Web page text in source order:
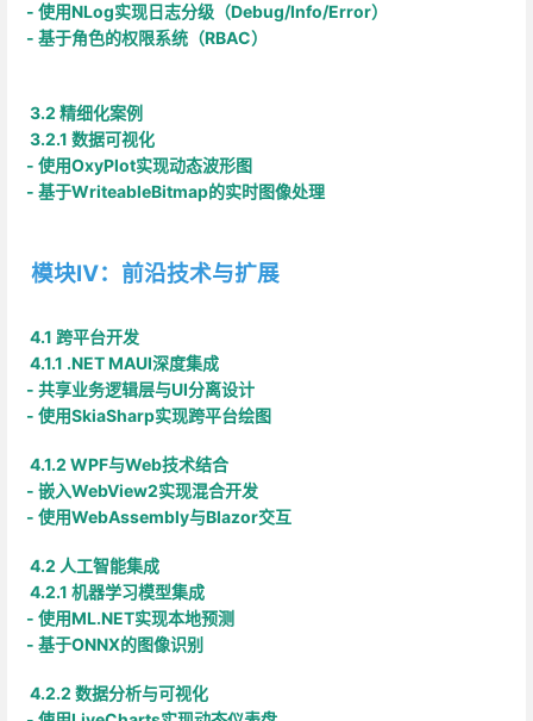
- 使用NLog实现日志分级（Debug/Info/Error）
- 基于角色的权限系统（RBAC）
3.2 精细化案例
3.2.1 数据可视化
- 使用OxyPlot实现动态波形图
- 基于WriteableBitmap的实时图像处理
模块Ⅳ：前沿技术与扩展
4.1 跨平台开发
4.1.1 .NET MAUI深度集成
- 共享业务逻辑层与UI分离设计
- 使用SkiaSharp实现跨平台绘图
4.1.2 WPF与Web技术结合
- 嵌入WebView2实现混合开发
- 使用WebAssembly与Blazor交互
4.2 人工智能集成
4.2.1 机器学习模型集成
- 使用ML.NET实现本地预测
- 基于ONNX的图像识别
4.2.2 数据分析与可视化